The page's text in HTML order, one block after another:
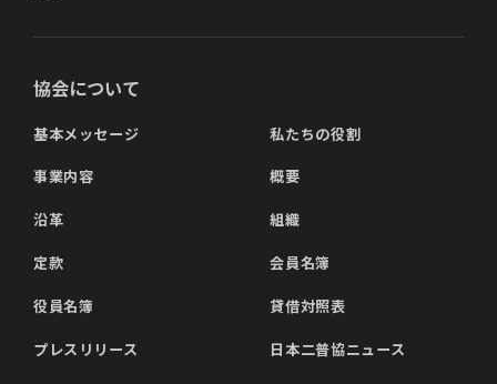
協会について
基本メッセージ 私たちの役割
事業内容 概要
沿革 組織
定款 会員名簿
役員名簿 貸借対照表
プレスリリース 日本二普協ニュース